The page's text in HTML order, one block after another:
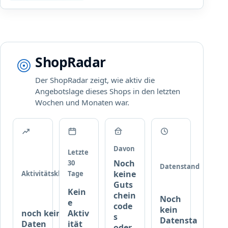
g
a
u
f
a
l
l
ShopRadar
Der ShopRadar zeigt, wie aktiv die
Angebotslage dieses Shops in den letzten
Wochen und Monaten war.
Aktivitätsklasse
noch keine
Daten
Letzte
30
Tage
Kein
e
Aktiv
ität
Davon
Noch
keine
Guts
chein
code
s
Datenstand
Noch
kein
Datensta